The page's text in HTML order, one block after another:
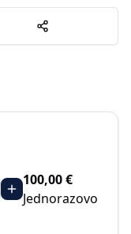
100,00 €
Jednorazovo